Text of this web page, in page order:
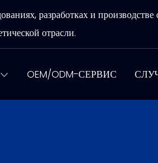
разработках и производстве
отрасли.
OEM/ODM-СЕРВИС